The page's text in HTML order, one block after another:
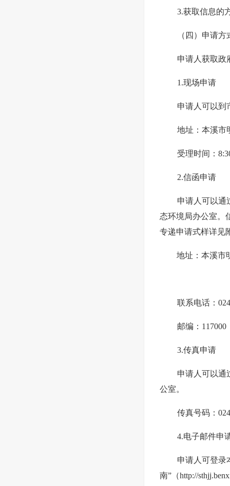
3.获取信息的
（四）申请方
申请人获取政
1.现场申请
申请人可以到
地址：本溪市
受理时间：
2.信函申请
申请人可以通
态环境局办公室。
专递申请式样详见
地址：本溪市
联系电话：
邮编：117000
3.传真申请
申请人可以通
公室。
传真号码：
4.电子邮件申
申请人可登录
南”（http://